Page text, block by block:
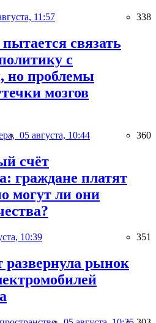
11:57 338
связать
с
но проблемы
мозгов
05 августа, 10:44 360
счёт
граждане платят
могут ли они
10:39 351
развернула рынок